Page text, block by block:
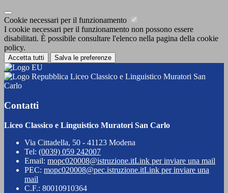
Cookie necessari per il funzionamento
I cookie necessari per il funzionamento non possono essere
disabilitati. È possibile consultare l'elenco nella pagina della cookie
policy.
Accetta tutti Salva le preferenze
Liceo Classico e Linguistico Muratori San
Carlo
Contatti
Liceo Classico e Linguistico Muratori San Carlo
Via Cittadella, 50 - 41123 Modena
Tel: (0039) 059 242007
Email: mopc020008@istruzione.itLink per inviare una mail
PEC: mopc020008@pec.istruzione.itLink per inviare una
mail
C.F.: 80010910364